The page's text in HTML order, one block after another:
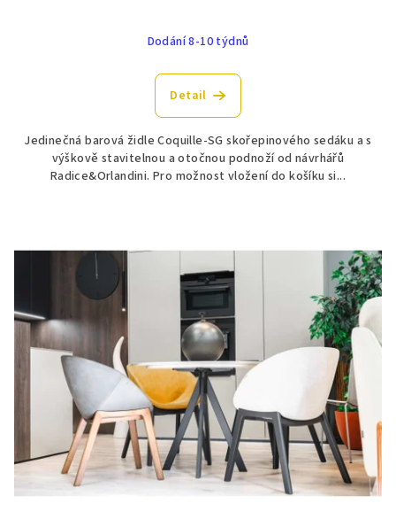
Dodání 8-10 týdnů
Detail
Jedinečná barová židle Coquille-SG skořepinového sedáku a s
výškově stavitelnou a otočnou podnoží od návrhářů
Radice&Orlandini. Pro možnost vložení do košíku si...